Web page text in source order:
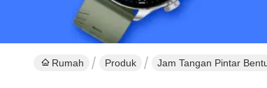
Rumah Produk Jam Tangan Pintar